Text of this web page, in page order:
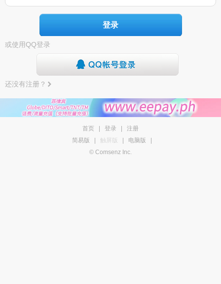
登录
或使用QQ登录
还没有注册？
首页 | 登录 |
注册
简易版
| 触屏版 | 电脑版
|
© Comsenz Inc.